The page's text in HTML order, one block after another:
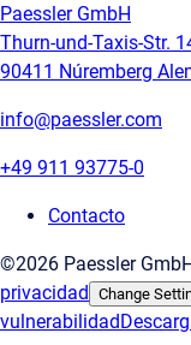
Paessler GmbH
Thurn-und-Taxis-Str.
90411 Núremberg
info@paessler.com
+49 911 93775-0
Contacto
©2026 Paessler
privacidad Change
vulnerabilidad